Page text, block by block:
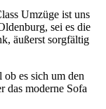
Umzüge ist uns
sei es die
äußerst sorgfältig
es sich um den
das moderne Sofa